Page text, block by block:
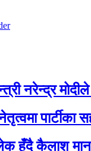
नरेन्द्र
पार्टीका
हुँदै कैलाश